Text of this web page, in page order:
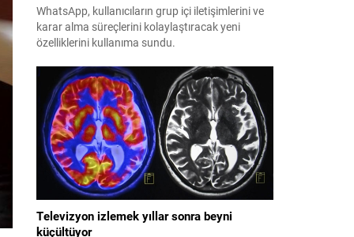
WhatsApp, kullanıcıların grup içi iletişimlerini ve
karar alma süreçlerini kolaylaştıracak yeni
özelliklerini kullanıma sundu.
Televizyon izlemek yıllar sonra beyni
küçültüyor